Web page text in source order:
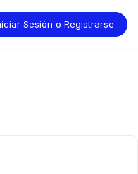
Sesión o Registrarse